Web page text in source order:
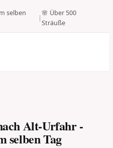
selben
|
🌸 Über 500
Sträuße
Alt-Urfahr -
selben Tag